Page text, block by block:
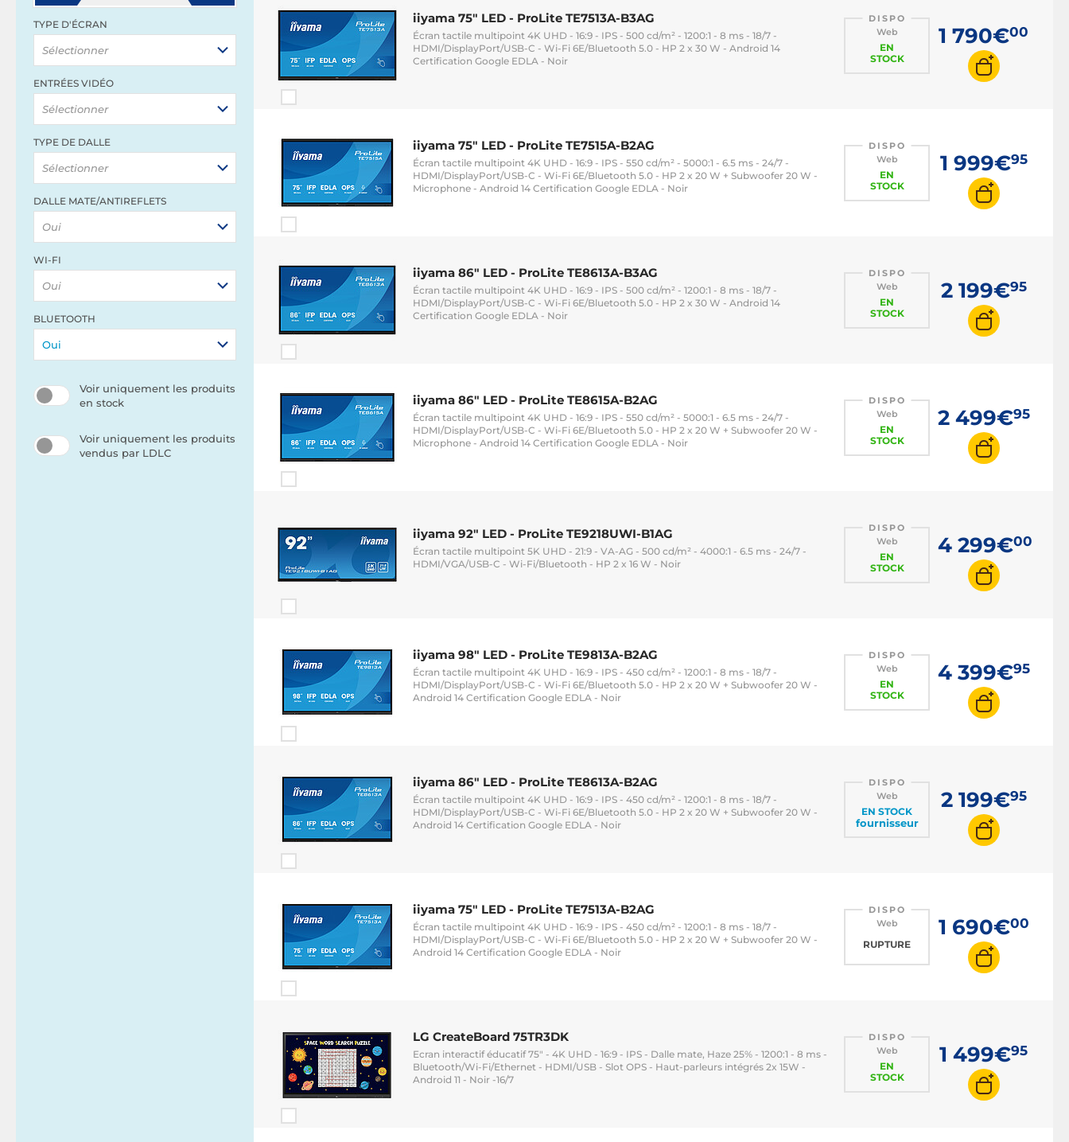
TYPE D'ÉCRAN
Sélectionner
ENTRÉES VIDÉO
Sélectionner
TYPE DE DALLE
Sélectionner
DALLE MATE/ANTIREFLETS
Oui
WI-FI
Oui
BLUETOOTH
Oui
Voir uniquement les produits
en stock
Voir uniquement les produits
vendus par LDLC
iiyama 75" LED - ProLite TE7513A-B3AG
Écran tactile multipoint 4K UHD - 16:9 - IPS - 500 cd/m² - 1200:1 - 8 ms - 18/7 -
HDMI/DisplayPort/USB-C - Wi-Fi 6E/Bluetooth 5.0 - HP 2 x 30 W - Android 14
Certification Google EDLA - Noir
DISPO
Web
EN
STOCK
1 790€00
iiyama 75" LED - ProLite TE7515A-B2AG
Écran tactile multipoint 4K UHD - 16:9 - IPS - 550 cd/m² - 5000:1 - 6.5 ms - 24/7 -
HDMI/DisplayPort/USB-C - Wi-Fi 6E/Bluetooth 5.0 - HP 2 x 20 W + Subwoofer 20 W -
Microphone - Android 14 Certification Google EDLA - Noir
DISPO
Web
EN
STOCK
1 999€95
iiyama 86" LED - ProLite TE8613A-B3AG
Écran tactile multipoint 4K UHD - 16:9 - IPS - 500 cd/m² - 1200:1 - 8 ms - 18/7 -
HDMI/DisplayPort/USB-C - Wi-Fi 6E/Bluetooth 5.0 - HP 2 x 30 W - Android 14
Certification Google EDLA - Noir
DISPO
Web
EN
STOCK
2 199€95
iiyama 86" LED - ProLite TE8615A-B2AG
Écran tactile multipoint 4K UHD - 16:9 - IPS - 550 cd/m² - 5000:1 - 6.5 ms - 24/7 -
HDMI/DisplayPort/USB-C - Wi-Fi 6E/Bluetooth 5.0 - HP 2 x 20 W + Subwoofer 20 W -
Microphone - Android 14 Certification Google EDLA - Noir
DISPO
Web
EN
STOCK
2 499€95
iiyama 92" LED - ProLite TE9218UWI-B1AG
Écran tactile multipoint 5K UHD - 21:9 - VA-AG - 500 cd/m² - 4000:1 - 6.5 ms - 24/7 -
HDMI/VGA/USB-C - Wi-Fi/Bluetooth - HP 2 x 16 W - Noir
DISPO
Web
EN
STOCK
4 299€00
iiyama 98" LED - ProLite TE9813A-B2AG
Écran tactile multipoint 4K UHD - 16:9 - IPS - 450 cd/m² - 1200:1 - 8 ms - 18/7 -
HDMI/DisplayPort/USB-C - Wi-Fi 6E/Bluetooth 5.0 - HP 2 x 20 W + Subwoofer 20 W -
Android 14 Certification Google EDLA - Noir
DISPO
Web
EN
STOCK
4 399€95
iiyama 86" LED - ProLite TE8613A-B2AG
Écran tactile multipoint 4K UHD - 16:9 - IPS - 450 cd/m² - 1200:1 - 8 ms - 18/7 -
HDMI/DisplayPort/USB-C - Wi-Fi 6E/Bluetooth 5.0 - HP 2 x 20 W + Subwoofer 20 W -
Android 14 Certification Google EDLA - Noir
DISPO
Web
EN STOCK
fournisseur
2 199€95
iiyama 75" LED - ProLite TE7513A-B2AG
Écran tactile multipoint 4K UHD - 16:9 - IPS - 450 cd/m² - 1200:1 - 8 ms - 18/7 -
HDMI/DisplayPort/USB-C - Wi-Fi 6E/Bluetooth 5.0 - HP 2 x 20 W + Subwoofer 20 W -
Android 14 Certification Google EDLA - Noir
DISPO
Web
RUPTURE
1 690€00
LG CreateBoard 75TR3DK
Ecran interactif éducatif 75" - 4K UHD - 16:9 - IPS - Dalle mate, Haze 25% - 1200:1 - 8 ms -
Bluetooth/Wi-Fi/Ethernet - HDMI/USB - Slot OPS - Haut-parleurs intégrés 2x 15W -
Android 11 - Noir -16/7
DISPO
Web
EN
STOCK
1 499€95